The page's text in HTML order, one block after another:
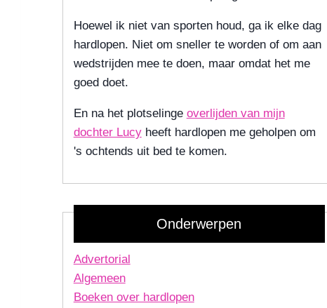
Hoewel ik niet van sporten houd, ga ik elke dag
hardlopen. Niet om sneller te worden of om aan
wedstrijden mee te doen, maar omdat het me
goed doet.
En na het plotselinge overlijden van mijn
dochter Lucyheeft hardlopen me geholpen om
's ochtends uit bed te komen.
Onderwerpen
Advertorial
Algemeen
Boeken over hardlopen